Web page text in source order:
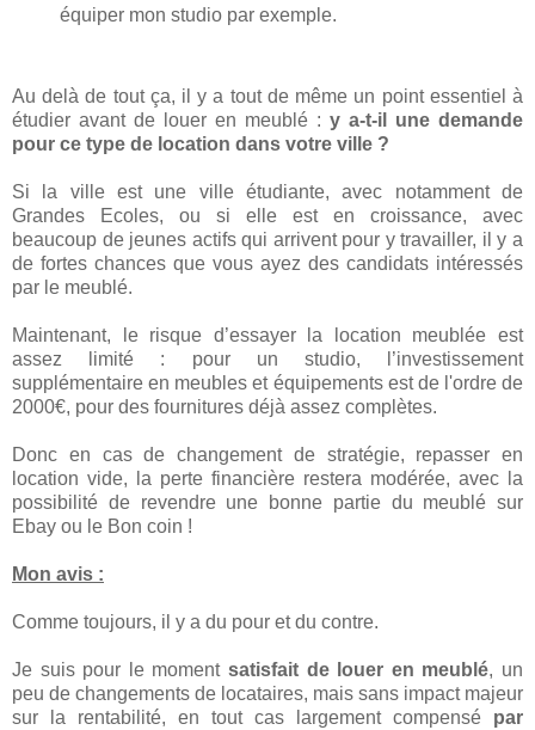
équiper mon studio par exemple.
Au delà de tout ça, il y a tout de même un point essentiel à
étudier avant de louer en meublé : y a-t-il une demande
pour ce type de location dans votre ville ?
Si la ville est une ville étudiante, avec notamment de
Grandes Ecoles, ou si elle est en croissance, avec
beaucoup de jeunes actifs qui arrivent pour y travailler, il y a
de fortes chances que vous ayez des candidats intéressés
par le meublé.
Maintenant, le risque d’essayer la location meublée est
assez limité : pour un studio, l’investissement
supplémentaire en meubles et équipements est de l'ordre de
2000€, pour des fournitures déjà assez complètes.
Donc en cas de changement de stratégie, repasser en
location vide, la perte financière restera modérée, avec la
possibilité de revendre une bonne partie du meublé sur
Ebay ou le Bon coin !
Mon avis :
Comme toujours, il y a du pour et du contre.
Je suis pour le moment satisfait de louer en meublé, un
peu de changements de locataires, mais sans impact majeur
sur la rentabilité, en tout cas largement compensé par